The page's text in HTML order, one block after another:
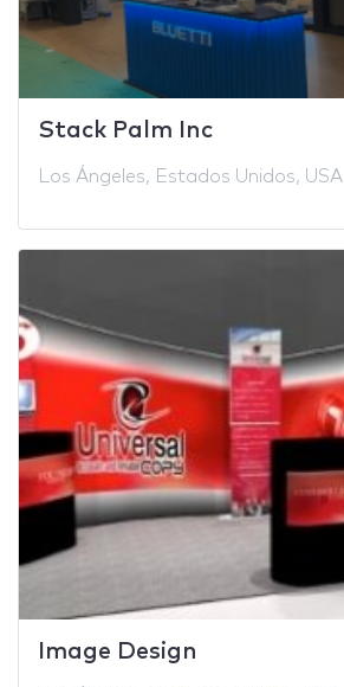
Stack Palm Inc
Los Ángeles, Estados Unidos, USA
Image Design